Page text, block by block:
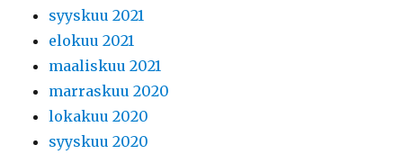
syyskuu 2021
elokuu 2021
maaliskuu 2021
marraskuu 2020
lokakuu 2020
syyskuu 2020